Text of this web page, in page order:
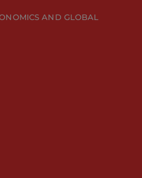
AND GLOBAL